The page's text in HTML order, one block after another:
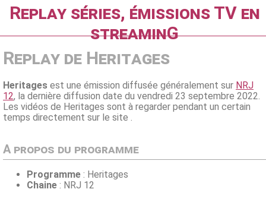
Replay séries, émissions TV en
streaminG
Replay de Heritages
Heritages est une émission diffusée généralement sur NRJ
12, la dernière diffusion date du vendredi 23 septembre 2022.
Les vidéos de Heritages sont à regarder pendant un certain
temps directement sur le site .
A propos du programme
Programme : Heritages
Chaine : NRJ 12